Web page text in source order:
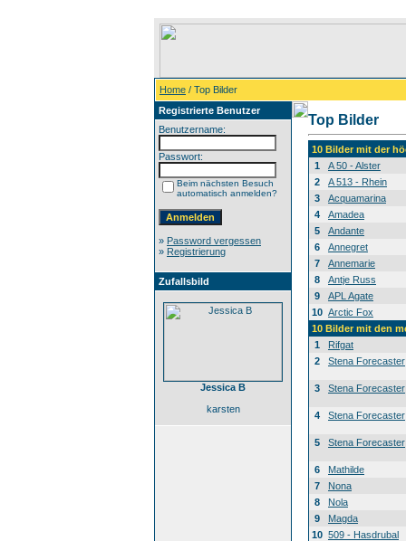
Home / Top Bilder
Registrierte Benutzer
Benutzername:
Passwort:
Beim nächsten Besuch
automatisch anmelden?
» Password vergessen
» Registrierung
Zufallsbild
Jessica B
karsten
Top Bilder
10 Bilder mit der
1
A 50 - Alster
2
A 513 - Rhein
3
Acquamarina
4
Amadea
5
Andante
6
Annegret
7
Annemarie
8
Antje Russ
9
APL Agate
10 Arctic Fox
10 Bilder mit den
1
Rifgat
2
Stena Forecaster
3 Stena Forecaster
4 Stena Forecaster
5 Stena Forecaster
6
Mathilde
7
Nona
8
Nola
9
Magda
10 509 - Hasdrubal